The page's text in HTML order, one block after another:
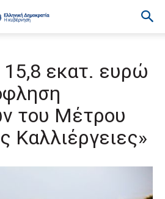
εκατ. ευρώ
του Μέτρου
Καλλιέργειες»